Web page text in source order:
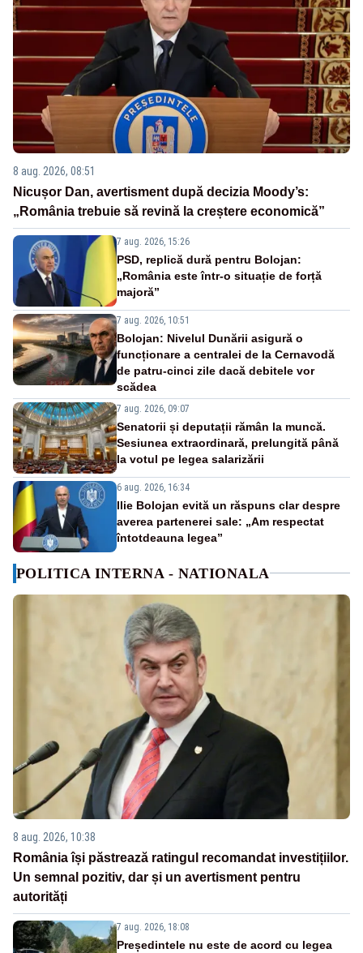
8 aug. 2026, 08:51
Nicușor Dan, avertisment după decizia Moody’s:
„România trebuie să revină la creștere economică”
7 aug. 2026, 15:26
PSD, replică dură pentru Bolojan:
„România este într-o situație de forță
majoră”
7 aug. 2026, 10:51
Bolojan: Nivelul Dunării asigură o
funcționare a centralei de la Cernavodă
de patru-cinci zile dacă debitele vor
scădea
7 aug. 2026, 09:07
Senatorii și deputații rămân la muncă.
Sesiunea extraordinară, prelungită până
la votul pe legea salarizării
6 aug. 2026, 16:34
Ilie Bolojan evită un răspuns clar despre
averea partenerei sale: „Am respectat
întotdeauna legea”
POLITICA INTERNA - NATIONALA
8 aug. 2026, 10:38
România își păstrează ratingul recomandat investițiilor.
Un semnal pozitiv, dar și un avertisment pentru
autorități
7 aug. 2026, 18:08
Președintele nu este de acord cu legea